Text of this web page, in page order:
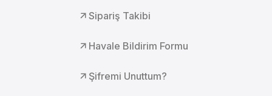
Sipariş Takibi
Havale Bildirim Formu
Şifremi Unuttum?